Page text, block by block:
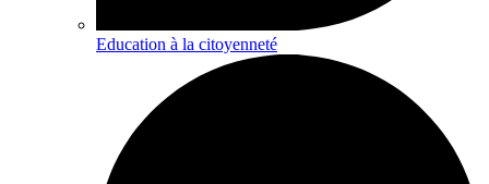
Education à la citoyenneté